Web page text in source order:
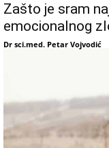
Zašto je sram
emocionalnog
Dr sci.med. Petar Vojvodić